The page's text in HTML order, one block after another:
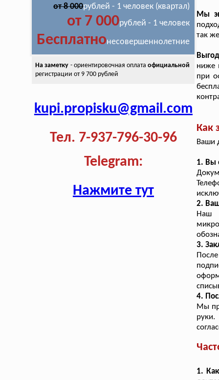
от 8 000рублей - 1 человек (квартал)
от 7 000рублей - 1 человек
Бесплатнонесовершеннолетние
На заметку - ориентировочная оплатаофициальной
регистрации от 9 700 рублей
kupi.propisku@gmail.com
Тел. 7-937-796-30-96
Telegram:
Нажмите тут
Мы
так
ниже
при
Как
Ваши
1. Вы
2.
Наш
3.
4.
Мы
1.